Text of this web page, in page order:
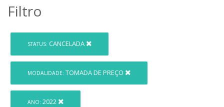
Filtro
STATUS: CANCELADA
MODALIDADE: TOMADA DE PREÇO
ANO: 2022